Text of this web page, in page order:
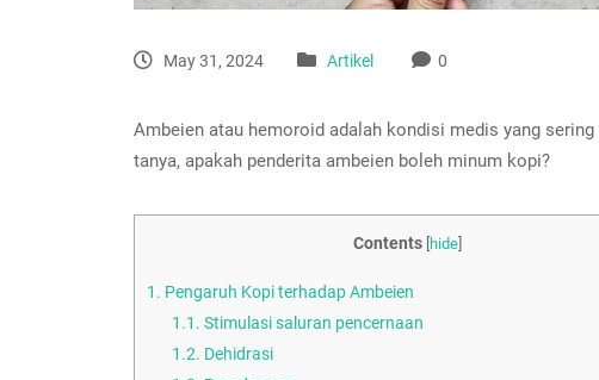
May 31, 2024 Artikel 0
Ambeien atau hemoroid adalah kondisi medis yang
tanya, apakah penderita ambeien boleh minum kopi?
Contents [hide]
1. Pengaruh Kopi terhadap Ambeien
1.1. Stimulasi saluran pencernaan
1.2. Dehidrasi